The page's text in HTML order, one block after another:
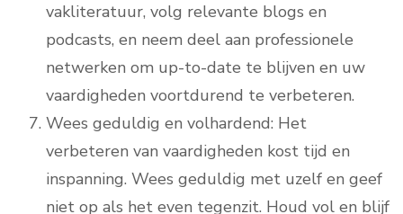
vakliteratuur, volg relevante blogs en
podcasts, en neem deel aan professionele
netwerken om up-to-date te blijven en uw
vaardigheden voortdurend te verbeteren.
Wees geduldig en volhardend: Het
verbeteren van vaardigheden kost tijd en
inspanning. Wees geduldig met uzelf en geef
niet op als het even tegenzit. Houd vol en blijf